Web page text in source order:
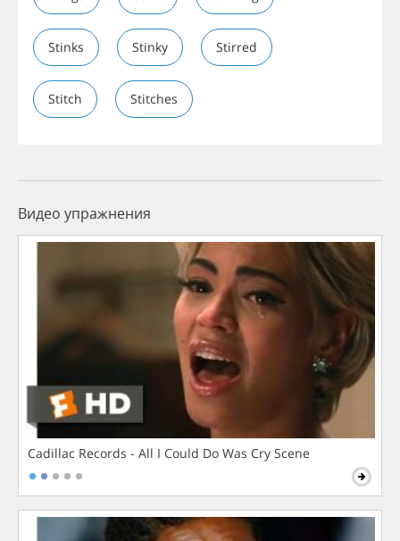
Stinks Stinky Stirred
Stitch Stitches
Видео упражнения
Cadillac Records - All I Could Do Was Cry Scene